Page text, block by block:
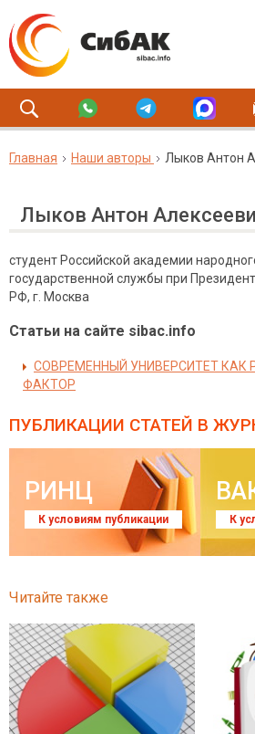
Главная Наши авторы Лыков Антон
Лыков Антон
студент Российской академии
государственной службы при
РФ, г. Москва
Статьи на сайте sibac.info
СОВРЕМЕННЫЙ УНИВЕРСИТЕТ КАК
ФАКТОР
ПУБЛИКАЦИИ СТАТЕЙ В
РИНЦ
К условиям публикации К
Читайте также